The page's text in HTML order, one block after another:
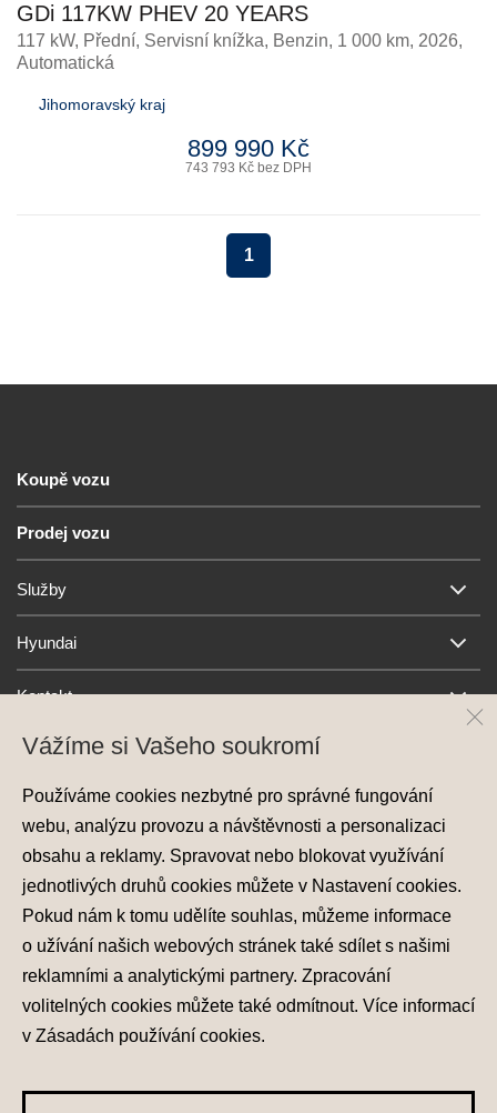
GDi 117KW PHEV 20 YEARS
117 kW, Přední, Servisní knížka, Benzin, 1 000 km, 2026,
Automatická
Jihomoravský kraj
899 990 Kč
743 793 Kč bez DPH
1
Koupě vozu
Prodej vozu
Služby
Hyundai
Kontakt
© 2026 Hyundai Motor Czech s.r.o.
Všechna práva vyhrazena
Ochrana osobních údajů
Nastavení cookies
Vážíme si Vašeho soukromí
Používáme cookies nezbytné pro správné fungování
webu, analýzu provozu a návštěvnosti a personalizaci
obsahu a reklamy. Spravovat nebo blokovat využívání
jednotlivých druhů cookies můžete v Nastavení cookies.
Pokud nám k tomu udělíte souhlas, můžeme informace
o užívání našich webových stránek také sdílet s našimi
reklamními a analytickými partnery. Zpracování
volitelných cookies můžete také odmítnout. Více informací
v Zásadách používání cookies.